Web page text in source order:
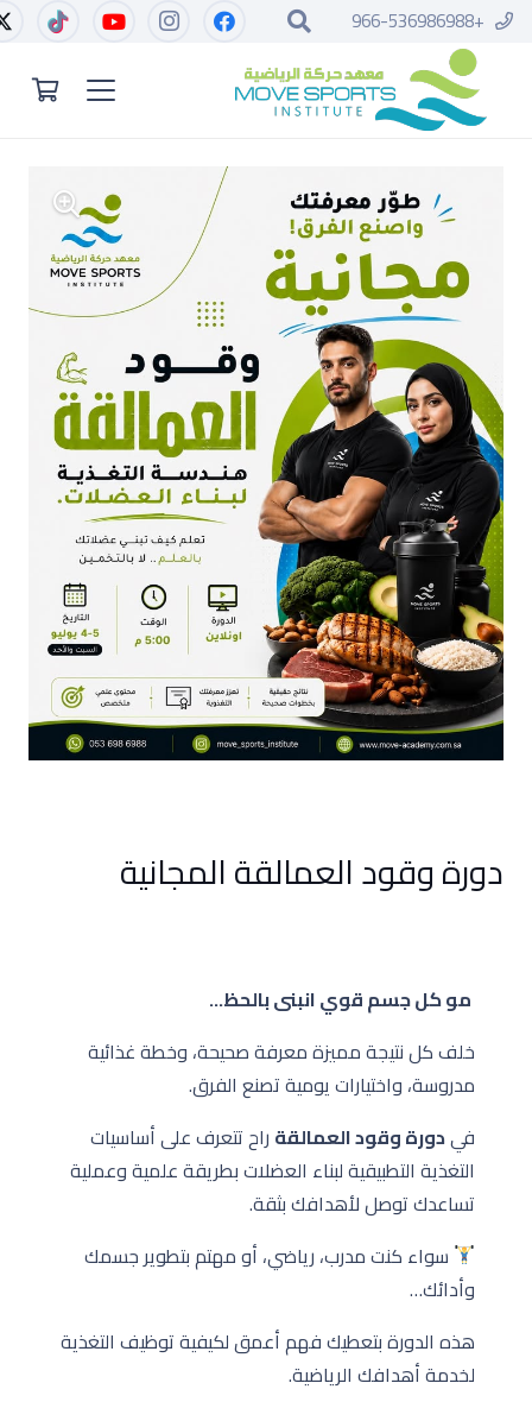
+966-536986988
دورة وقود العمالقة المجانية
⁨ مو كل جسم قوي انبنى بالحظ…
خلف كل نتيجة مميزة معرفة صحيحة، وخطة غذائية
مدروسة، واختيارات يومية تصنع الفرق.
فيدورة وقود العمالقة راح تتعرف على أساسيات
التغذية التطبيقية لبناء العضلات بطريقة علمية وعملية
تساعدك توصل لأهدافك بثقة.
سواء كنت مدرب، رياضي، أو مهتم بتطوير جسمك
وأدائك…
هذه الدورة بتعطيك فهم أعمق لكيفية توظيف التغذية
لخدمة أهدافك الرياضية.